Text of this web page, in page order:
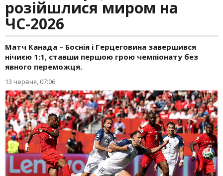
розійшлися миром на
ЧС-2026
Матч Канада – Боснія і Герцеговина завершився
нічиєю 1:1, ставши першою грою чемпіонату без
явного переможця.
13 червня, 07:06